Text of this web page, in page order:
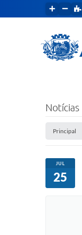
Notícias
Principal
JUL
25